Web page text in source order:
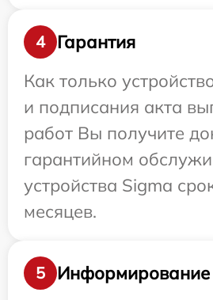
4
Гарантия
Как только
и подписания акта
работ Вы получите
гарантийном
устройства Sigma
месяцев.
5
Информирование